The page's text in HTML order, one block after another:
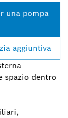
una pompa
aggiuntiva
spazio dentro